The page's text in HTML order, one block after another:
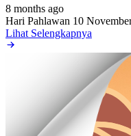
8 months ago
Hari Pahlawan 10
Lihat Selengkapnya